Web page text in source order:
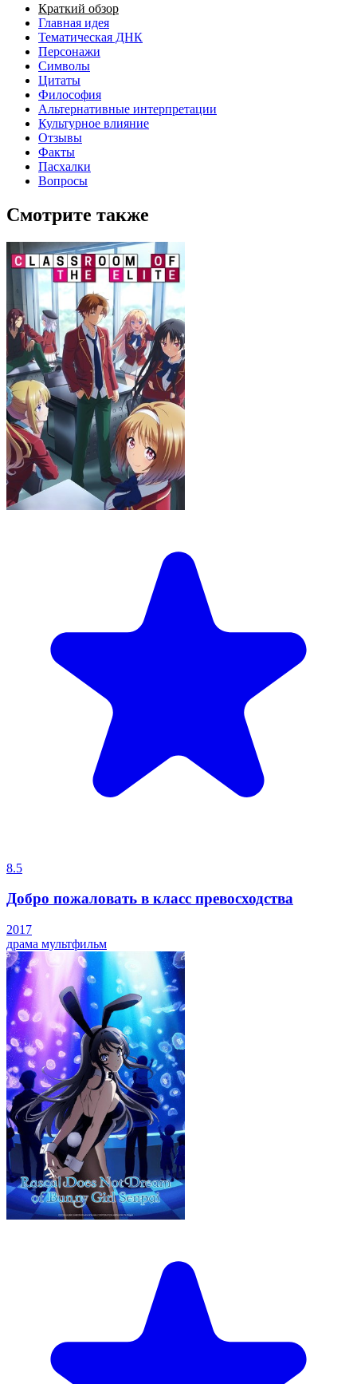
Краткий обзор
Главная идея
Тематическая ДНК
Персонажи
Символы
Цитаты
Философия
Альтернативные интерпретации
Культурное влияние
Отзывы
Факты
Пасхалки
Вопросы
Смотрите также
8.5
Добро пожаловать в класс превосходства
2017
драма мультфильм